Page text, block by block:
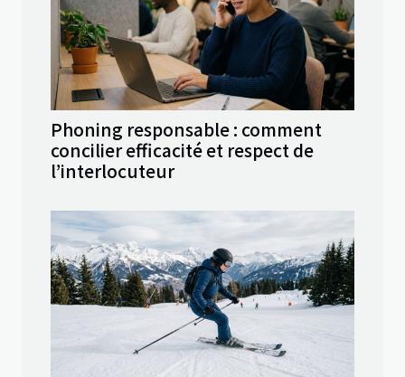
Phoning responsable : comment
concilier efficacité et respect de
l’interlocuteur